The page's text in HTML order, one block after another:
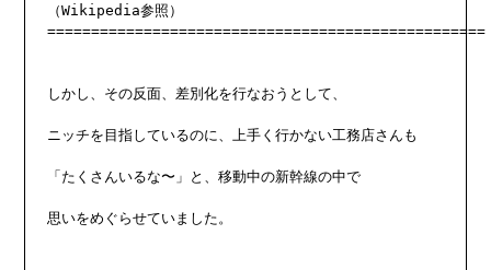
（Wikipedia参照）
==================================================
しかし、その反面、差別化を行なおうとして、
ニッチを目指しているのに、上手く行かない工務店さんも
「たくさんいるな〜」と、移動中の新幹線の中で
思いをめぐらせていました。